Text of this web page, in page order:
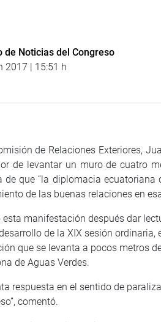
de Noticias del Congreso
2017 | 15:51 h
de Relaciones Exteriores,
de levantar un muro de cuatro
de que “la diplomacia
de las buenas relaciones en
manifestación después dar
de la XIX sesión
que se levanta a pocos metros
de Aguas Verdes.
respuesta en el sentido de
comentó.